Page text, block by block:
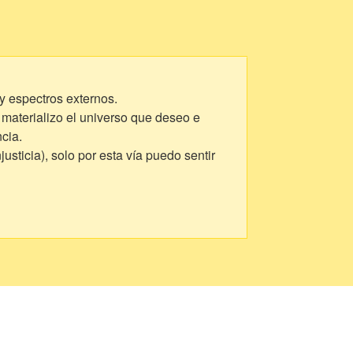
espectros externos.
el universo que deseo e
solo por esta vía puedo sentir
y amable que el peso de mi